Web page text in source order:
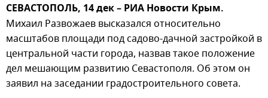
СЕВАСТОПОЛЬ, 14 дек – РИА Новости Крым.
Михаил Развожаев высказался относительно
масштабов площади под садово-дачной застройкой в
центральной части города, назвав такое положение
дел мешающим развитию Севастополя. Об этом он
заявил на заседании градостроительного совета.